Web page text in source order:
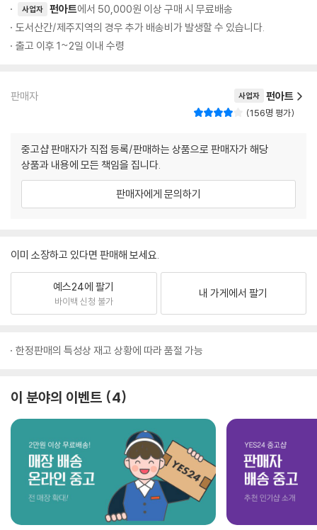
사업자 펀아트에서 50,000원 이상 구매 시 무료배송
도서산간/제주지역의 경우 추가 배송비가 발생할 수 있습니다.
출고 이후 1~2일 이내 수령
판매자 사업자 펀아트
156명 평가
중고샵 판매자가 직접 등록/판매하는 상품으로 판매자가 해당
상품과 내용에 모든 책임을 집니다.
판매자에게 문의하기
이미 소장하고 있다면 판매해 보세요.
예스24에 팔기
바이백 신청 불가
내 가게에서 팔기
한정판매의 특성상 재고 상황에 따라 품절 가능
이 분야의 이벤트 4